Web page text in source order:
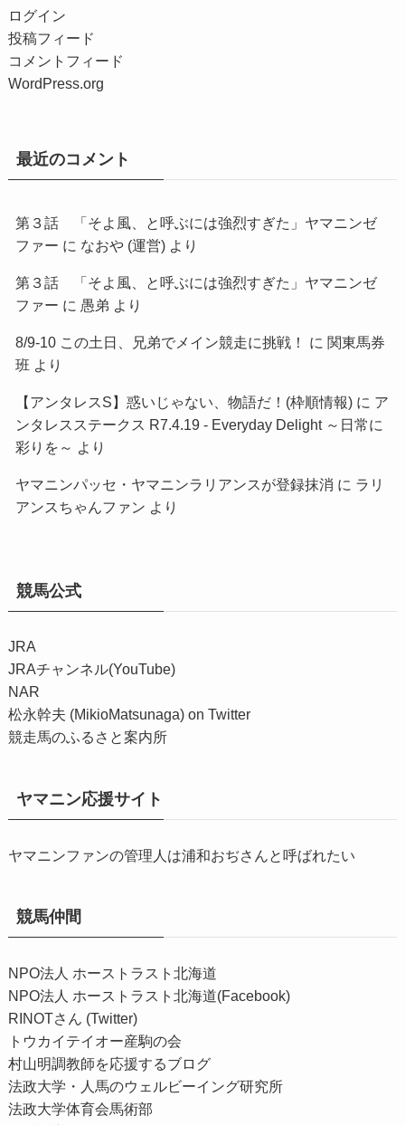
ログイン
投稿フィード
コメントフィード
WordPress.org
最近のコメント
第３話 「そよ風、と呼ぶには強烈すぎた」ヤマニンゼ
ファー に なおや (運営)より
第３話 「そよ風、と呼ぶには強烈すぎた」ヤマニンゼ
ファー に 愚弟 より
8/9-10 この土日、兄弟でメイン競走に挑戦！ に 関東馬券
班 より
【アンタレスS】惑いじゃない、物語だ！(枠順情報)に ア
ンタレスステークス R7.4.19 - Everyday Delight ～日常に
彩りを～ より
ヤマニンパッセ・ヤマニンラリアンスが登録抹消 に ラリ
アンスちゃんファン より
競馬公式
JRA
JRAチャンネル(YouTube)
NAR
松永幹夫 (MikioMatsunaga) on Twitter
競走馬のふるさと案内所
ヤマニン応援サイト
ヤマニンファンの管理人は浦和おぢさんと呼ばれたい
競馬仲間
NPO法人 ホーストラスト北海道
NPO法人 ホーストラスト北海道(Facebook)
RINOTさん (Twitter)
トウカイテイオー産駒の会
村山明調教師を応援するブログ
法政大学・人馬のウェルビーイング研究所
法政大学体育会馬術部